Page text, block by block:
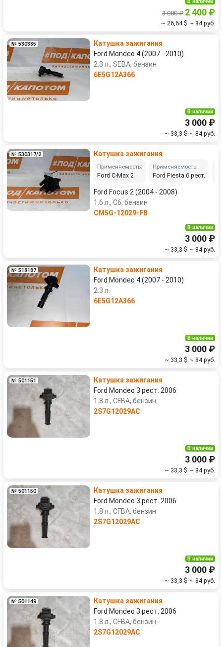
3 000 ₽ 2 400 ₽
~ 26,64 $ ~ 84 руб.
№ 530385
Катушка зажигания
Ford Mondeo 4 (2007 - 2010)
2.3 л., SEBA, бензин
6E5G12A366
В наличии
3 000 ₽
~ 33,3 $ ~ 84 руб.
№ 530317/2 Катушка зажигания
Применяемость:
Ford C-Max 2
Применяемость:
Ford Fiesta 6 рест.
Ford Focus 2 (2004 - 2008)
1.6 л., C6, бензин
CM5G-12029-FB
В наличии
3 000 ₽
~ 33,3 $ ~ 84 руб.
№ 518187
Катушка зажигания
Ford Mondeo 4 (2007 - 2010)
2.3 л.
6E5G12A366
В наличии
3 000 ₽
~ 33,3 $ ~ 84 руб.
№ 501151
Катушка зажигания
Ford Mondeo 3 рест. 2006
1.8 л., CFBA, бензин
2S7G12029AC
В наличии
3 000 ₽
~ 33,3 $ ~ 84 руб.
№ 501150
Катушка зажигания
Ford Mondeo 3 рест. 2006
1.8 л., CFBA, бензин
2S7G12029AC
В наличии
3 000 ₽
~ 33,3 $ ~ 84 руб.
№ 501149
Катушка зажигания
Ford Mondeo 3 рест. 2006
1.8 л., CFBA, бензин
2S7G12029AC